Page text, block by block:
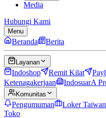
Media
Hubungi Kami
Menu
Beranda Berita
Layanan
Indoshop Remit Kilat
Ketenagakerjaan
IndosuarA
Komunitas
Pengumuman Loker Taiwan
Toko